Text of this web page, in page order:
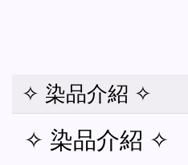
✧ 染品介紹 ✧
✧ 染品介紹 ✧